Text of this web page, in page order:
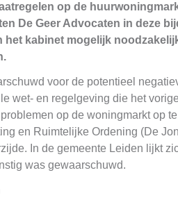
op de
De Geer Advocaten in deze
het kabinet mogelijk
voor de potentieel
wet- en regelgeving die het vorige
op de woningmarkt op
en Ruimtelijke Ordening (De
In de gemeente Leiden lijkt
was gewaarschuwd.